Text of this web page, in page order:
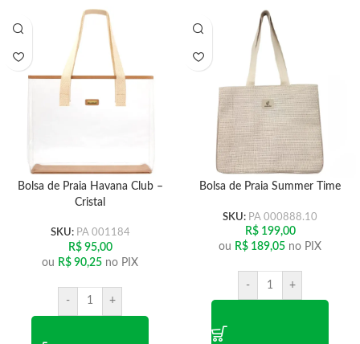
Bolsa de Praia Havana Club –
Cristal
SKU: PA 001184
R$95,00
ou R$ 90,25 no PIX
- +
Bolsa de Praia Summer Time
SKU: PA 000888.10
R$199,00
ou R$ 189,05 no PIX
- +